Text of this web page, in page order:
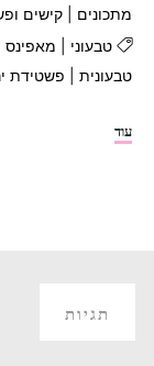
מתכונים
קישים
טבעוני
מאפינס
טבעונית
פשטידת
עוד"מאפינס
תגיות